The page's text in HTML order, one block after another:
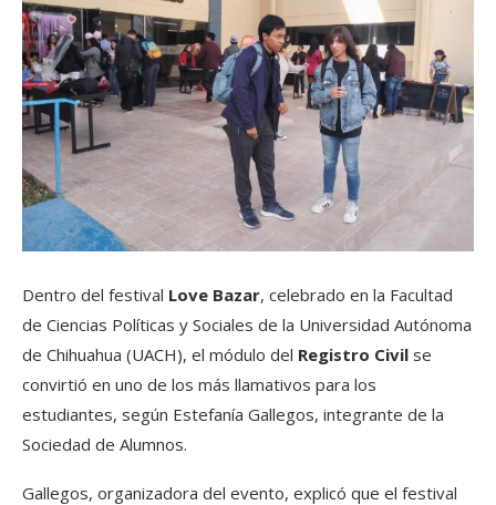
Dentro del festival Love Bazar, celebrado en la Facultad
de Ciencias Políticas y Sociales de la Universidad Autónoma
de Chihuahua (UACH), el módulo del Registro Civil se
convirtió en uno de los más llamativos para los
estudiantes, según Estefanía Gallegos, integrante de la
Sociedad de Alumnos.
Gallegos, organizadora del evento, explicó que el festival